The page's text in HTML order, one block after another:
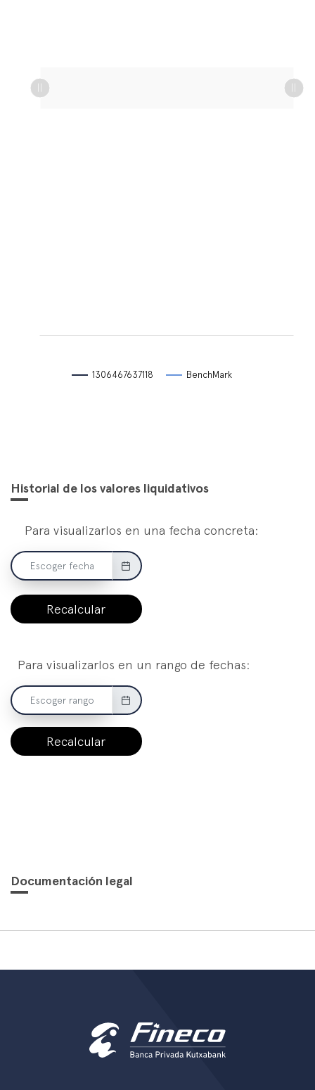
L
1306467637118 BenchMark
Historial de los valores liquidativos
Para visualizarlos en una fecha concreta:
Recalcular
Para visualizarlos en un rango de fechas:
Recalcular
Documentación legal